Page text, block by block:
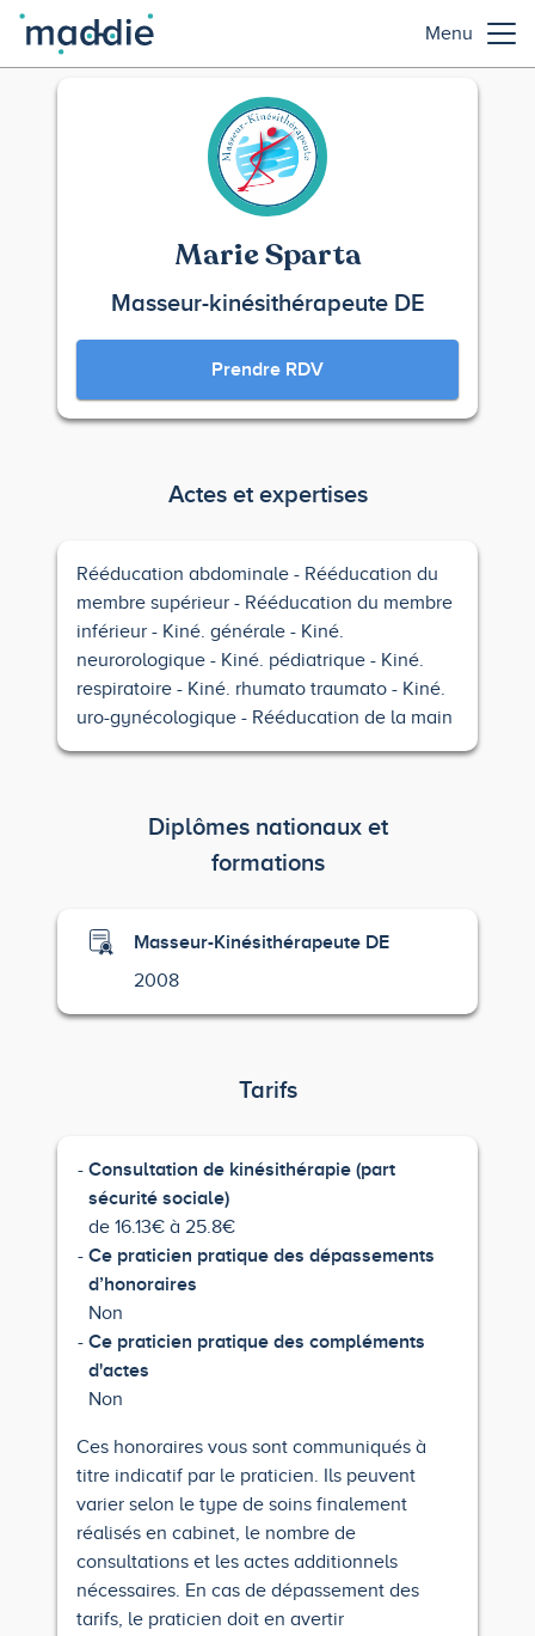
Menu
Marie Sparta
Masseur-kinésithérapeute DE
Prendre RDV
Actes et expertises
Rééducation abdominale
Rééducation du
membre supérieur
Rééducation du membre
inférieur
Kiné. générale
Kiné.
neurorologique
Kiné. pédiatrique
Kiné.
respiratoire
Kiné. rhumato traumato
Kiné.
uro-gynécologique
Rééducation de la main
Diplômes nationaux et
formations
Masseur-Kinésithérapeute DE
2008
Tarifs
Consultation de kinésithérapie (part
sécurité sociale)
de 16.13€ à 25.8€
Ce praticien pratique des dépassements
d’honoraires
Non
Ce praticien pratique des compléments
d'actes
Non
Ces honoraires vous sont communiqués à
titre indicatif par le praticien. Ils peuvent
varier selon le type de soins finalement
réalisés en cabinet, le nombre de
consultations et les actes additionnels
nécessaires. En cas de dépassement des
tarifs, le praticien doit en avertir